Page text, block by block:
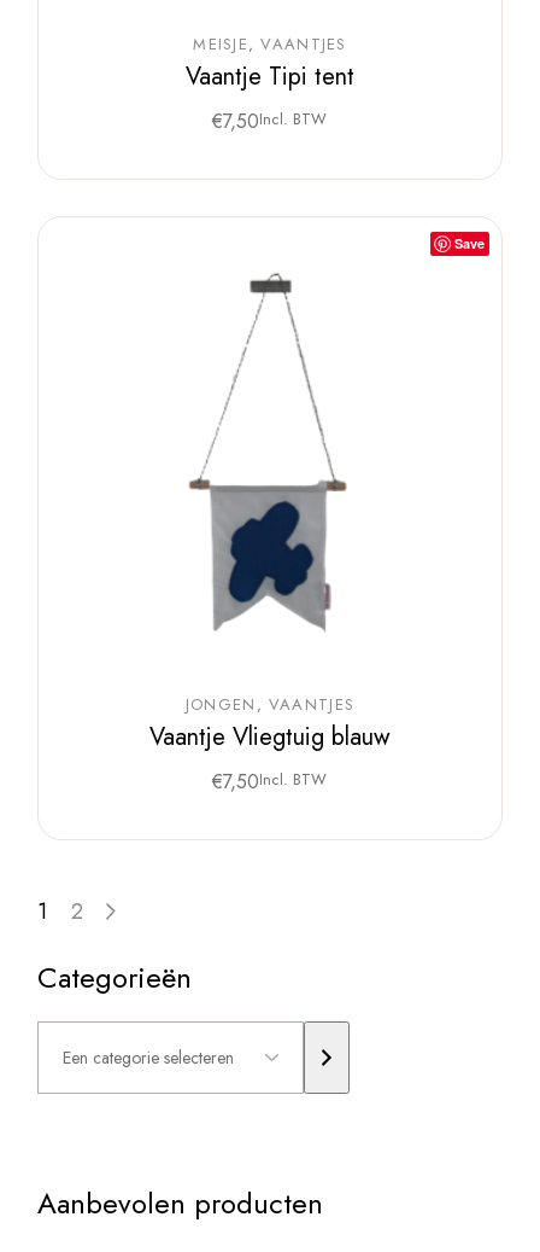
MEISJE VAANTJES
Vaantje Tipi tent
€7,50Incl. BTW
Save
JONGEN VAANTJES
Vaantje Vliegtuig blauw
€7,50Incl. BTW
1 2
Categorieën
Een
categorie
selecteren
Aanbevolen producten